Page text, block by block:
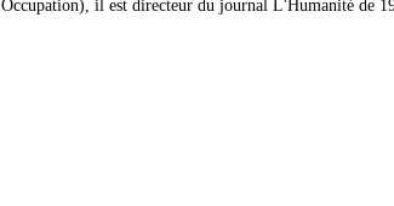
il est directeur du journal L'Humanité de